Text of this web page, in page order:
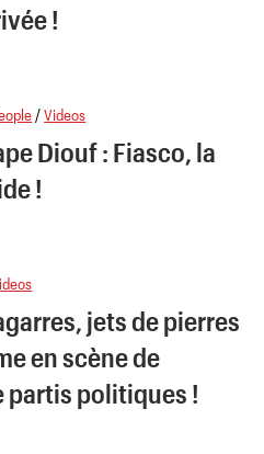
!
/Videos
Diouf : Fiasco, la
!
jets de pierres
en scène de
partis politiques !